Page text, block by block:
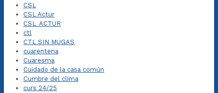
CSL
CSL Actur
CSL_ACTUR
ctl
CTL SIN MUGAS
cuarentena
Cuaresma
Cuidado de la casa común
Cumbre del clima
curs 24/25